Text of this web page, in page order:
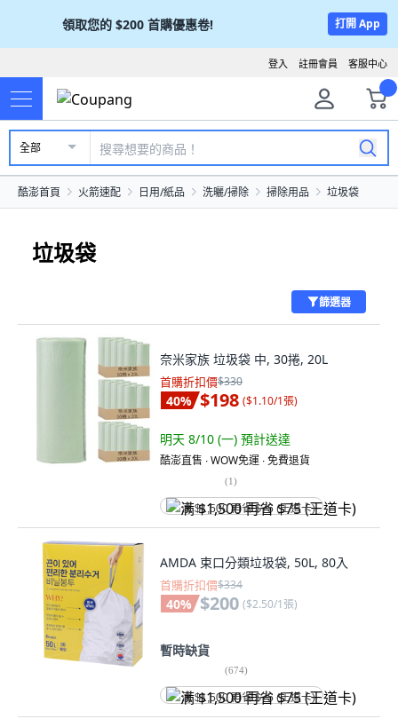
領取您的 $200 首購優惠卷! 打開 App
客服中心
註冊會員
登入
全部
酷澎首頁 火箭速配 日用/紙品 洗曬/掃除 掃除用品 垃圾袋
垃圾袋
篩選器
奈米家族 垃圾袋 中, 30捲, 20L
首購折扣價$330
40% $198 ($1.10/1張)
明天 8/10 (一) 預計送達
酷澎直售 ∙ WOW免運 ∙ 免費退貨
(1)
满 $1,500 再省 $75 (王道卡)
AMDA 束口分類垃圾袋, 50L, 80入
首購折扣價$334
40% $200 ($2.50/1張)
暫時缺貨
(674)
满 $1,500 再省 $75 (王道卡)